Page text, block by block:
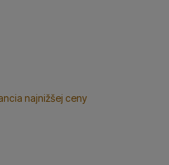
najnižšej ceny